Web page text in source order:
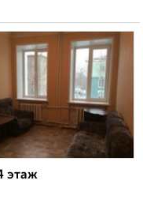
этаж